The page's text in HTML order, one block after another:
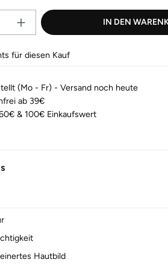
Produkt Anzahl:
IN DEN
für diesen Kauf
(Mo - Fr) - Versand noch heute
ab 39€
& 100€ Einkaufswert
Hautbild